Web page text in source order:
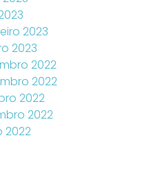
2023
2023
2022
2022
2022
2022
2022